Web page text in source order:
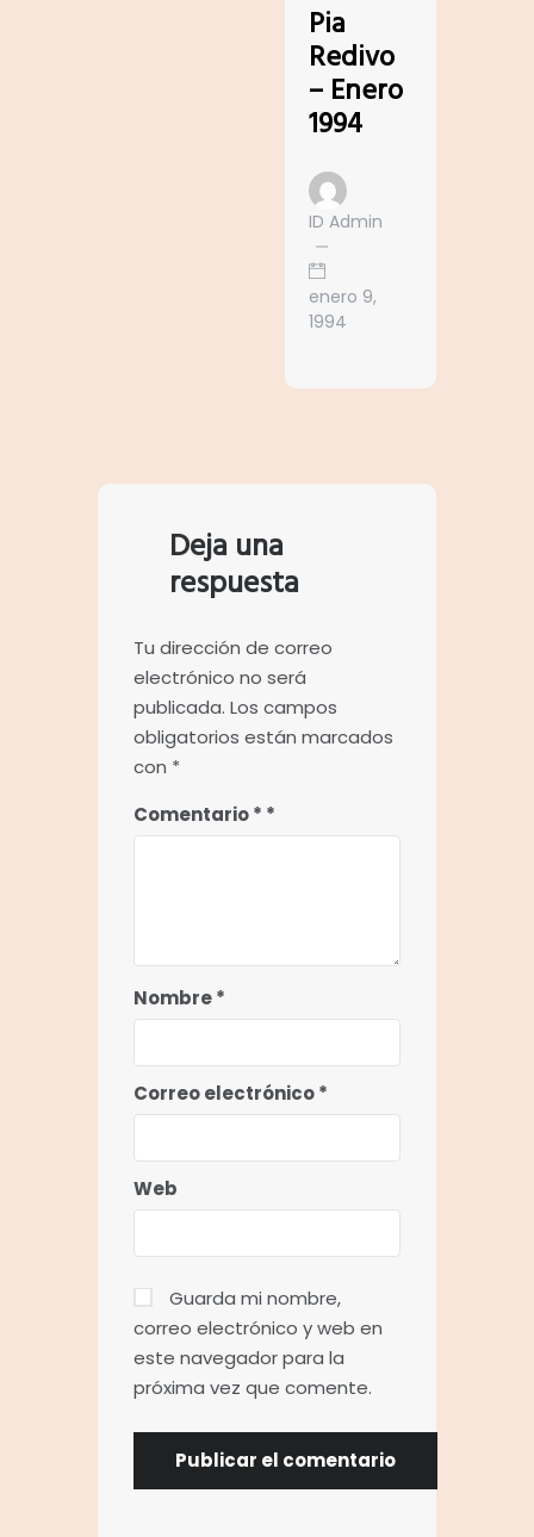
Pia
Redivo
– Enero
1994
ID Admin
enero 9,
1994
Deja una
respuesta
Tu dirección de correo
electrónico no será
publicada. Los campos
obligatorios están marcados
con *
Comentario*
Nombre*
Correo electrónico*
Web
Guarda mi nombre,
correo electrónico y web en
este navegador para la
próxima vez que comente.